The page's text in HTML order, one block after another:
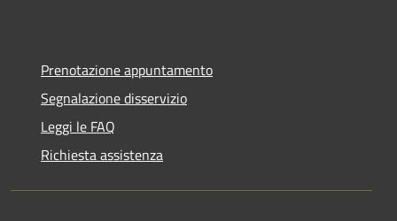
Prenotazione appuntamento
Segnalazione disservizio
Leggi le FAQ
Richiesta assistenza